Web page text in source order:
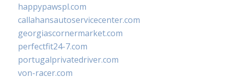
happypawspl.com
callahansautoservicecenter.com
georgiascornermarket.com
perfectfit24-7.com
portugalprivatedriver.com
von-racer.com